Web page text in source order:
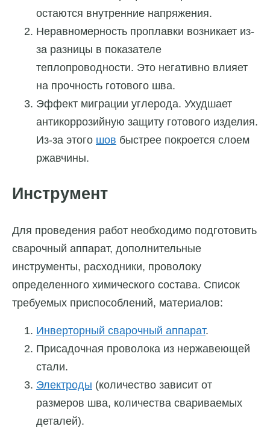
остаются внутренние напряжения.
Неравномерность проплавки возникает из-
за разницы в показателе
теплопроводности. Это негативно влияет
на прочность готового шва.
Эффект миграции углерода. Ухудшает
антикоррозийную защиту готового изделия.
Из-за этого шов быстрее покроется слоем
ржавчины.
Инструмент
Для проведения работ необходимо подготовить
сварочный аппарат, дополнительные
инструменты, расходники, проволоку
определенного химического состава. Список
требуемых приспособлений, материалов:
Инверторный сварочный аппарат.
Присадочная проволока из нержавеющей
стали.
Электроды (количество зависит от
размеров шва, количества свариваемых
деталей).